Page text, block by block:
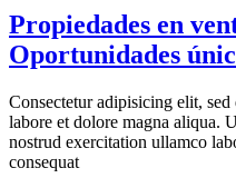
Propiedades en
Oportunidades
Consectetur adipisicing elit,
labore et dolore magna aliqua.
nostrud exercitation ullamco
consequat